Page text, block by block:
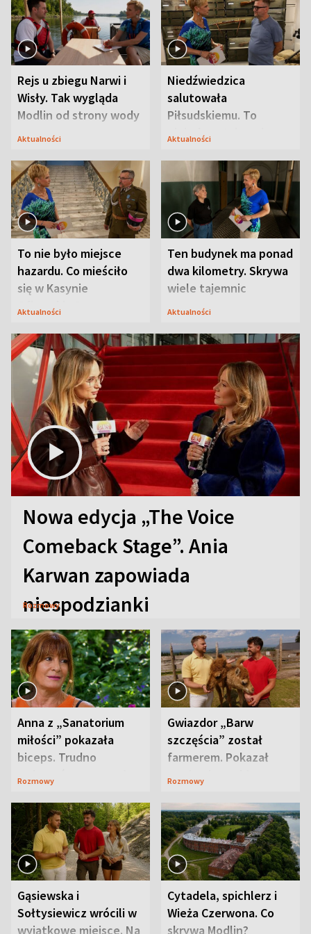
Rejs u zbiegu Narwi i
Wisły. Tak wygląda
Modlin od strony wody
Aktualności
Niedźwiedzica
salutowała
Piłsudskiemu. To
niejedyna tajemnica
Aktualności
To nie było miejsce
hazardu. Co mieściło
się w Kasynie
Oficerskim?
Aktualności
Ten budynek ma ponad
dwa kilometry. Skrywa
wiele tajemnic
Aktualności
Nowa edycja „The Voice
Comeback Stage”. Ania
Karwan zapowiada
niespodzianki
Rozmowy
Anna z „Sanatorium
miłości” pokazała
biceps. Trudno
uwierzyć, co przeszła
Rozmowy
Gwiazdor „Barw
szczęścia” został
farmerem. Pokazał
swoje niezwykłe
Rozmowy
Gąsiewska i
Sołtysiewicz wrócili w
wyjątkowe miejsce. Na
Cytadela, spichlerz i
Wieża Czerwona. Co
skrywa Modlin?